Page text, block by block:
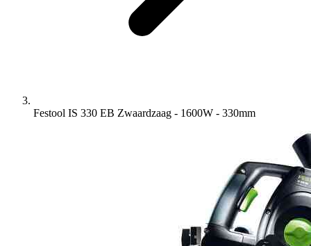
Festool IS 330 EB Zwaardzaag - 1600W - 330mm